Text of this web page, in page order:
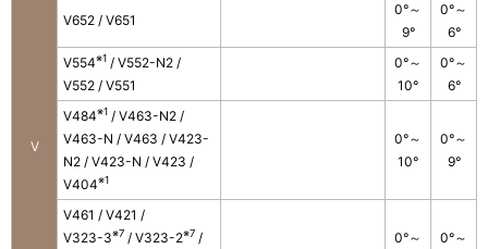
V
V652 / V651
0°～
9°
0°～
6°
V554※1 / V552-N2 /
V552 / V551
0°～
10°
0°～
6°
V484※1 / V463-N2 /
V463-N / V463 / V423-
N2 / V423-N / V423 /
V404※1
0°～
10°
0°～
9°
V461 / V421 /
V323-3※7 / V323-2※7 /
0°～
0°～